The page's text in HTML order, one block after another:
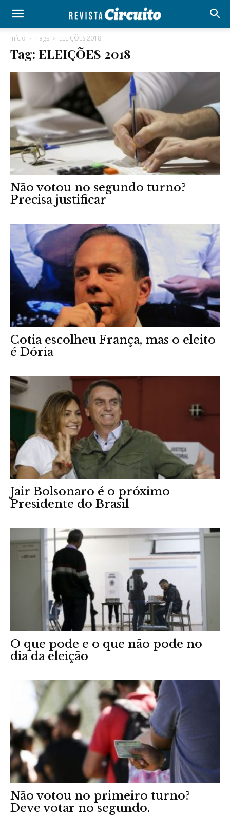
Início Tags ELEIÇÕES 2018
Tag: ELEIÇÕES 2018
Não votou no segundo turno?
Precisa justificar
Cotia escolheu França, mas o eleito
é Dória
Jair Bolsonaro é o próximo
Presidente do Brasil
O que pode e o que não pode no
dia da eleição
Não votou no primeiro turno?
Deve votar no segundo.